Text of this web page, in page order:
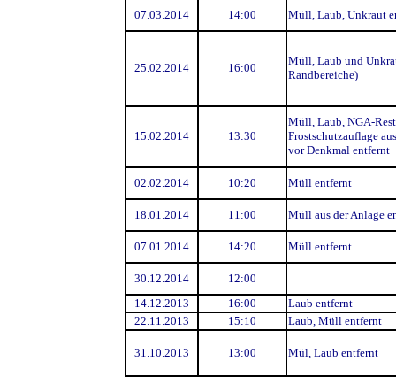
07.03.2014 14:00 Müll, Laub, Unkraut
25.02.2014 16:00
Müll, Laub und
Randbereiche)
15.02.2014 13:30
Müll, Laub, NGA-
Frostschutzauflage
vor Denkmal entfernt
02.02.2014 10:20 Müll entfernt
18.01.2014 11:00 Müll aus der Anlage
07.01.2014 14:20 Müll entfernt
30.12.2014
12:00
14.12.2013
16:00
Laub entfernt
22.11.2013
15:10 Laub, Müll entfernt
31.10.2013 13:00 Mül, Laub entfernt